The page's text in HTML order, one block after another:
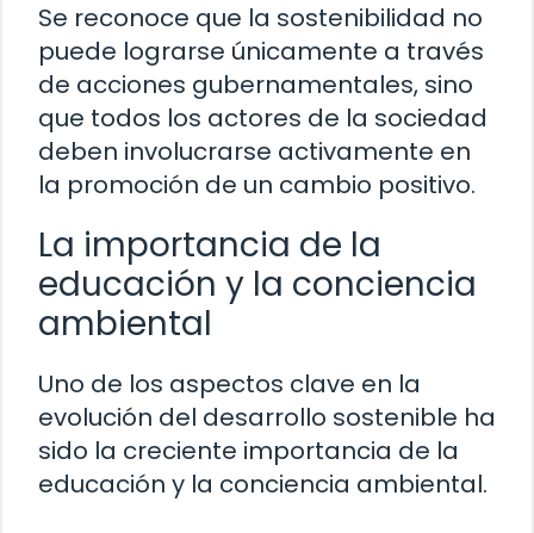
Se reconoce que la sostenibilidad no
puede lograrse únicamente a través
de acciones gubernamentales, sino
que todos los actores de la sociedad
deben involucrarse activamente en
la promoción de un cambio positivo.
La importancia de la
educación y la conciencia
ambiental
Uno de los aspectos clave en la
evolución del desarrollo sostenible ha
sido la creciente importancia de la
educación y la conciencia ambiental.